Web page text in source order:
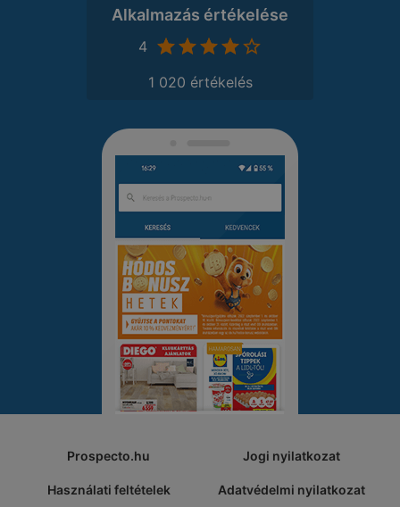
Alkalmazás értékelése
4
1 020 értékelés
Prospecto.hu Jogi nyilatkozat
Használati feltételek Adatvédelmi nyilatkozat